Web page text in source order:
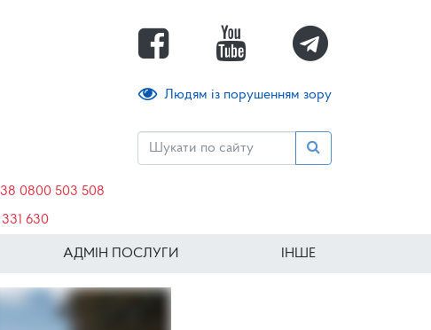
Людям із порушенням зору
0800 503 508
630
АДМІН ПОСЛУГИ ІНШЕ